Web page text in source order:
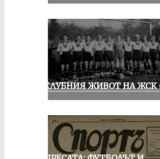
ИЗ КЛУБНИЯ ЖИВОТ НА ЖСК